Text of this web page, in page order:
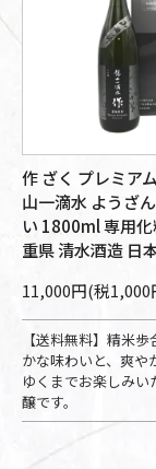
作 ざく プレミア
山一滴水 ようざ
い 1800ml 専用
重県 清水酒造 日
11,000円(税1,000
【送料無料】精米
かな味わいと、爽や
ゆくまでお楽しみい
醸です。